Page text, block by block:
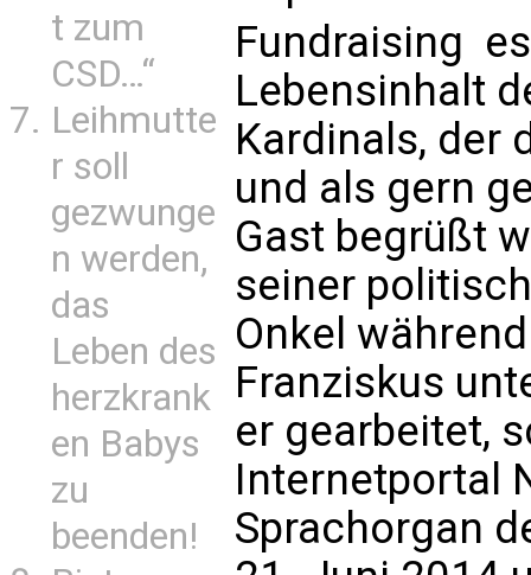
t zum
CSD…“
Leihmutte
r soll
gezwunge
n werden,
das
Leben des
herzkrank
en Babys
zu
beenden!
Fundraising 
Lebensinhalt
Kardinals, der
und als gern
Gast begrüßt
seiner
Onkel
Franziskus
er gearbeitet,
Internetportal
Sprachorgan